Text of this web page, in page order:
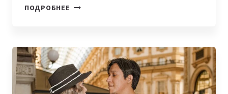
ПОДРОБНЕЕ IT-
АСЕЛЬ
КУДАЙБЕРГЕНОВЫ